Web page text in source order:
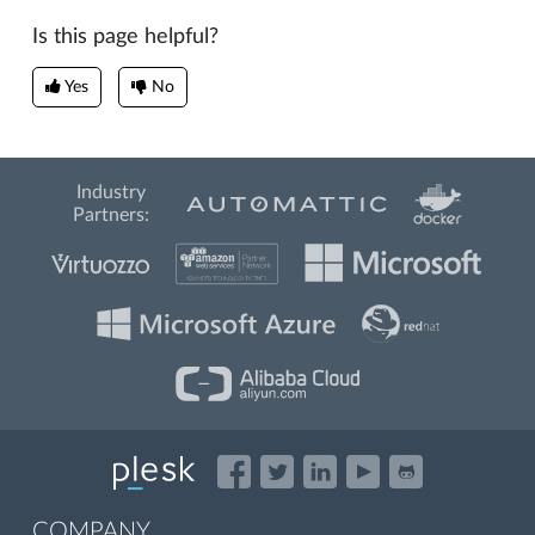
Is this page helpful?
Yes No
Industry
Partners: